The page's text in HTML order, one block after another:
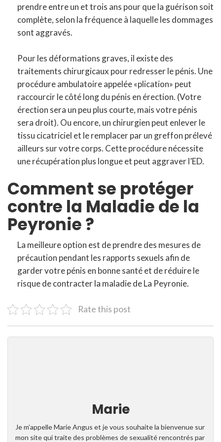
prendre entre un et trois ans pour que la guérison soit
complète, selon la fréquence à laquelle les dommages
sont aggravés.
Pour les déformations graves, il existe des
traitements chirurgicaux pour redresser le pénis. Une
procédure ambulatoire appelée «plication» peut
raccourcir le côté long du pénis en érection. (Votre
érection sera un peu plus courte, mais votre pénis
sera droit). Ou encore, un chirurgien peut enlever le
tissu cicatriciel et le remplacer par un greffon prélevé
ailleurs sur votre corps. Cette procédure nécessite
une récupération plus longue et peut aggraver l’ED.
Comment se protéger
contre la Maladie de la
Peyronie ?
La meilleure option est de prendre des mesures de
précaution pendant les rapports sexuels afin de
garder votre pénis en bonne santé et de réduire le
risque de contracter la maladie de La Peyronie.
Rate this post
Marie
Je m’appelle Marie Angus et je vous souhaite la bienvenue sur
mon site qui traite des problèmes de sexualité rencontrés par